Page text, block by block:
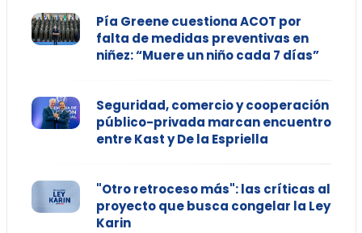
Pía Greene cuestiona ACOT por
falta de medidas preventivas en
niñez: “Muere un niño cada 7 días”
Seguridad, comercio y cooperación
público-privada marcan encuentro
entre Kast y De la Espriella
"Otro retroceso más": las críticas al
proyecto que busca congelar la Ley
Karin